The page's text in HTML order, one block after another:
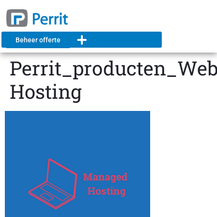
Beheer offerte
Hosting